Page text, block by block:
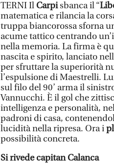
TERNI Il Carpisbanca il “
matematica e rilancia la
truppa biancorossa sforna
acume tattico centrando
nella memoria. La firma è
nascita e spirito, lanciato
per sfruttare la superiorità
l’espulsione di Maestrelli.
sul filo del 90’ arma il
Vannucchi. È il gol che
intelligenza e personalità,
padroni di casa,
lucidità nella ripresa. Ora i
possibilità concreta.
Si rivede capitan Calanca